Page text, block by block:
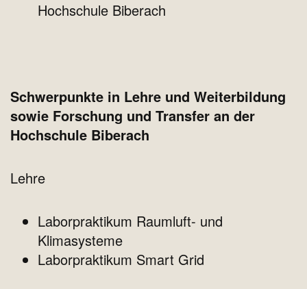
Hochschule Biberach
Schwerpunkte in Lehre und Weiterbildung
sowie Forschung und Transfer an der
Hochschule Biberach
Lehre
Laborpraktikum Raumluft- und
Klimasysteme
Laborpraktikum Smart Grid